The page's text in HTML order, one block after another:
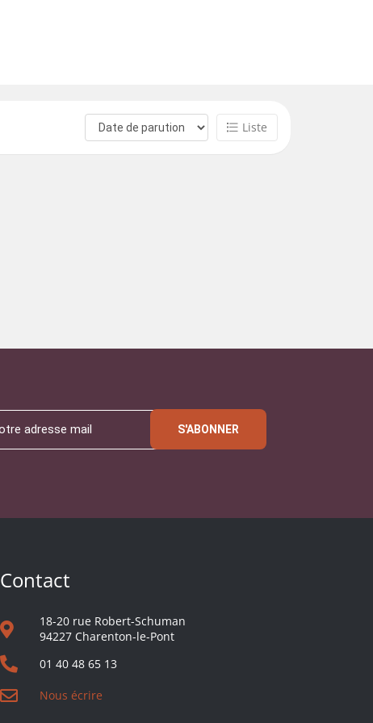
Liste
S'ABONNER
Contact
18-20 rue Robert-Schuman
94227 Charenton-le-Pont
01 40 48 65 13
Nous écrire